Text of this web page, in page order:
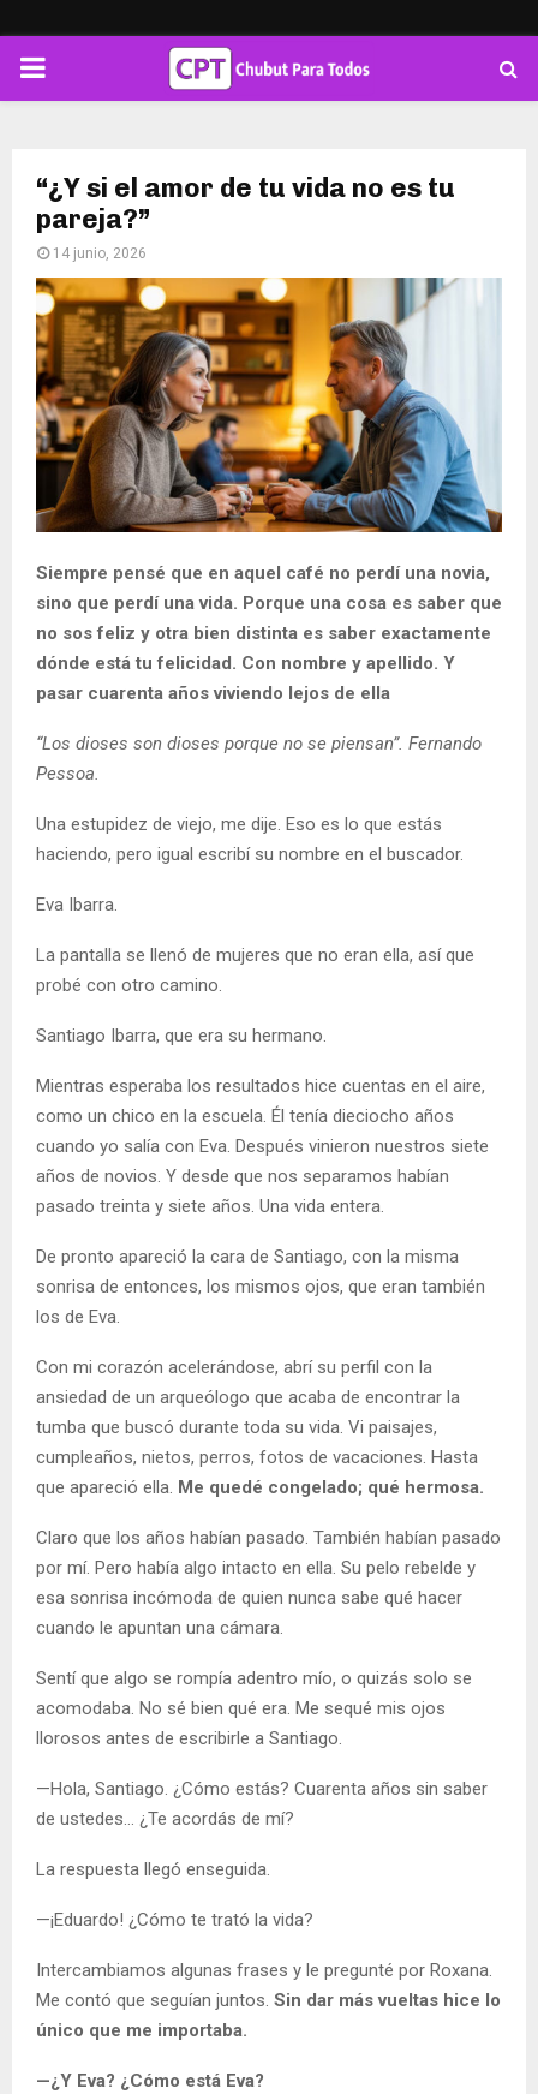
PRIMARY
“¿Y si el amor de tu vida no es tu
pareja?”
14 junio, 2026
Siempre pensé que en aquel café no perdí una novia,
sino que perdí una vida. Porque una cosa es saber que
no sos feliz y otra bien distinta es saber exactamente
dónde está tu felicidad. Con nombre y apellido. Y
pasar cuarenta años viviendo lejos de ella
“Los dioses son dioses porque no se piensan”. Fernando
Pessoa.
Una estupidez de viejo, me dije. Eso es lo que estás
haciendo, pero igual escribí su nombre en el buscador.
Eva Ibarra.
La pantalla se llenó de mujeres que no eran ella, así que
probé con otro camino.
Santiago Ibarra, que era su hermano.
Mientras esperaba los resultados hice cuentas en el aire,
como un chico en la escuela. Él tenía dieciocho años
cuando yo salía con Eva. Después vinieron nuestros siete
años de novios. Y desde que nos separamos habían
pasado treinta y siete años. Una vida entera.
De pronto apareció la cara de Santiago, con la misma
sonrisa de entonces, los mismos ojos, que eran también
los de Eva.
Con mi corazón acelerándose, abrí su perfil con la
ansiedad de un arqueólogo que acaba de encontrar la
tumba que buscó durante toda su vida. Vi paisajes,
cumpleaños, nietos, perros, fotos de vacaciones. Hasta
que apareció ella. Me quedé congelado; qué hermosa.
Claro que los años habían pasado. También habían pasado
por mí. Pero había algo intacto en ella. Su pelo rebelde y
esa sonrisa incómoda de quien nunca sabe qué hacer
cuando le apuntan una cámara.
Sentí que algo se rompía adentro mío, o quizás solo se
acomodaba. No sé bien qué era. Me sequé mis ojos
llorosos antes de escribirle a Santiago.
—Hola, Santiago. ¿Cómo estás? Cuarenta años sin saber
de ustedes… ¿Te acordás de mí?
La respuesta llegó enseguida.
—¡Eduardo! ¿Cómo te trató la vida?
Intercambiamos algunas frases y le pregunté por Roxana.
Me contó que seguían juntos. Sin dar más vueltas hice lo
único que me importaba.
—¿Y Eva? ¿Cómo está Eva?